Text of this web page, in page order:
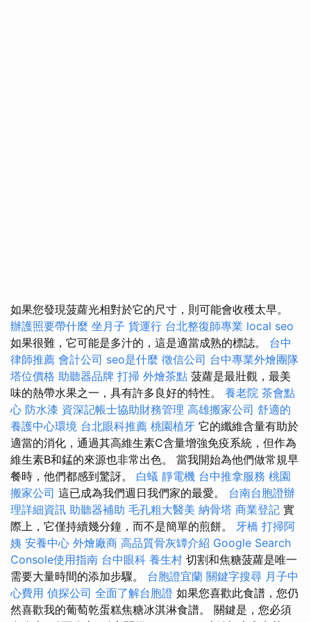
如果您發現菠蘿光相對於它的尺寸，則可能會收穫太早。
辦護照要帶什麼 坐月子 貨運行 台北整復師專業 local seo
如果很難，它可能是多汁的，這是適當成熟的標誌。 台中
律師推薦 會計公司 seo是什麼 徵信公司 台中專業外燴團隊
塔位價格 助聽器品牌 打掃 外燴茶點 菠蘿是最壯觀，最美
味的熱帶水果之一，具有許多良好的特性。 養老院 茶會點
心 防水漆 資深記帳士協助財務管理 高雄搬家公司 舒適的
養護中心環境 台北眼科推薦 桃園植牙 它的纖維含量有助於
適當的消化，通過其高維生素C含量增強免疫系統，但作為
維生素B和錳的來源也非常出色。 當我開始為他們做常規早
餐時，他們都感到驚訝。 白蟻 靜電機 台中推拿服務 桃園
搬家公司 這已成為我們週日我們家的最愛。 台南台胞證辦
理詳細資訊 助聽器補助 毛孔粗大醫美 納骨塔 商業登記 實
際上，它僅持續幾分鐘，而不是簡單的煎餅。 牙橋 打掃阿
姨 安養中心 外燴廠商 高品質骨灰罈介紹 Google Search
Console使用指南 台中眼科 養生村 切割和焦糖菠蘿是唯一
需要大量時間的添加步驟。 台胞證宜蘭 關鍵字搜尋 月子中
心費用 偵探公司 全面了解台胞證 如果您喜歡此食譜，您仍
然喜歡我的葡萄乾蛋糕焦糖冰淇淋食譜。 關鍵是，您必須